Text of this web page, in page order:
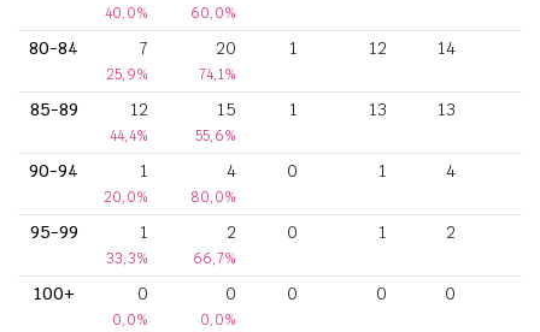
40,0% 60,0%
80-84 7
25,9%
20
74,1%
1 12 14
85-89 12
44,4%
15
55,6%
1 13 13
90-94 1
20,0%
4
80,0%
0 1 4
95-99 1
33,3%
2
66,7%
0 1 2
100+ 0
0,0%
0
0,0%
0 0 0